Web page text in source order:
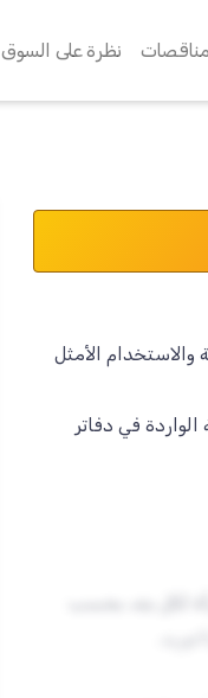
نظرة على السوق
الأمثل
في دفاتر
مجزأة لكل بند، بحسب